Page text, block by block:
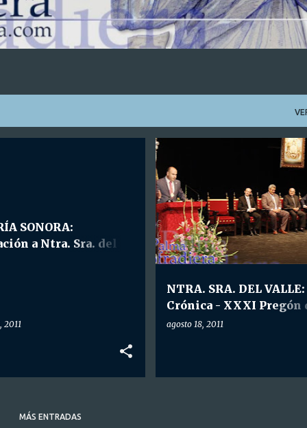
SONORA:
a Ntra. Sra. del
2011
NTRA. SRA. DEL VALLE:
Crónica - XXXI Pregón
Valle.
agosto 18, 2011
MÁS ENTRADAS